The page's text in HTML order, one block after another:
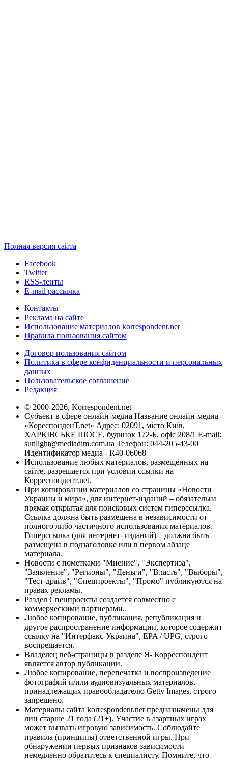
Полная версия сайта
Facebook
Twitter
RSS-ленты
E-mail рассылка
Контакты
Реклама на сайте
Использование материалов korrespondent.net
Правила пользования сайтом
Договор пользования сайтом
Политика в сфере конфиденциальности и персональных
данных
Пользовательское соглашение
Редакция
© 2000-2026, Korrespondent.net
Субъект в сфере онлайн-медиа Название онлайн-медиа -
«КореспонденТ.net» Адрес: 02091, місто Київ,
ХАРКІВСЬКЕ ШОСЕ, будинок 172-Б, офіс 208/1 E-mail:
sunlight@mediadim.com.ua Телефон: 044-205-43-00
Идентификатор медиа - R40-06068
Использование любых материалов, размещённых на
сайте, разрешается при условии ссылки на
Корреспондент.net.
При копировании материалов со страницы «Новости
Украины и мира», для интернет-изданий – обязательна
прямая открытая для поисковых систем гиперссылка.
Ссылка должна быть размещена в независимости от
полного либо частичного использования материалов.
Гиперссылка (для интернет- изданий) – должна быть
размещена в подзаголовке или в первом абзаце
материала.
Новости с пометками "Мнение", "Экспертиза",
"Заявление", "Регионы", "Деньги", "Власть", "Выборы",
"Тест-драйв", "Спецпроекты", "Промо" публикуются на
правах рекламы.
Раздел Спецпроекты создается совместно с
коммерческими партнерами.
Любое копирование, публикация, републикация и
другое распространение информации, которое содержит
ссылку на "Интерфакс-Украина", EPA / UPG, строго
воспрещается.
Владелец веб-страницы в разделе Я- Корреспондент
является автор публикации.
Любое копирование, перепечатка и воспроизведение
фотографий и/или аудиовизуальных материалов,
принадлежащих правообладателю Getty Images, строго
запрещено.
Материалы сайта korrespondent.net предназначены для
лиц старше 21 года (21+). Участие в азартных играх
может вызвать игровую зависимость. Соблюдайте
правила (принципы) ответственной игры. При
обнаружении первых признаков зависимости
немедленно обратитесь к специалисту. Помните, что